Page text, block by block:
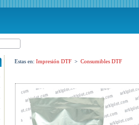
Estas en: Impresión DTF > Consumibles DTF